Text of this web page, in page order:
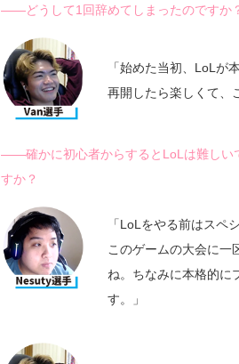
――どうして1回辞めてしまったのですか
「始めた当初、LoLが
再開したら楽しくて、
――確かに初心者からするとLoLは難しい
すか？
「LoLをやる前はスペ
このゲームの大会に一
ね。ちなみに本格的に
す。」